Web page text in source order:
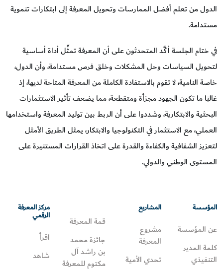
الدول من تعلم أفضل الممارسات وتحويل المعرفة إلى ابتكارات تنموية
مستدامة.
في ختام الجلسة أكَّد المتحدثون على أن المعرفة تمثِّل أداة أساسية
لتحويل السياسات وحل المشكلات وخلق فرص مستدامة، وأن الدول،
خاصة النامية، لا تقوم بالاستفادة الكاملة من المعرفة المتاحة لديها، إذ
غالبًا ما تكون الجهود مجزأة ومتقطعة، مما يضعف تأثير الاستثمارات
البحثية والابتكارية، وشددوا على أن الربط بين توليد المعرفة واستخدامها
العملي، مع الاستثمار في التكنولوجيا والابتكار، يمثل الطريق الأمثل
لتعزيز الشفافية والكفاءة والقدرة على اتخاذ القرارات المستنيرة على
المستوى الوطني والدولي.
المؤسسة
عن المؤسسة
كلمة المدير
التنفيذي
المشاريع
مشروع
المعرفة
تحدي الأمية
قمة المعرفة
جائزة محمد
بن راشد آل
مكتوم للمعرفة
مركز المعرفة
الرقمي
اقرأ
شاهد